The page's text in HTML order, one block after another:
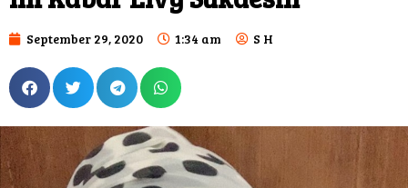
September 29, 2020 1:34 am S H